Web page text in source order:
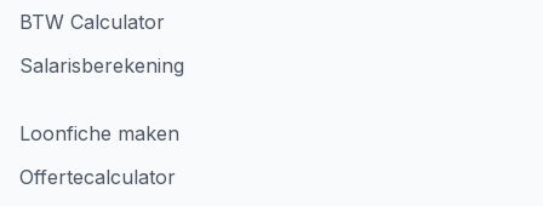
BTW Calculator
Salarisberekening
Loonfiche maken
Offertecalculator